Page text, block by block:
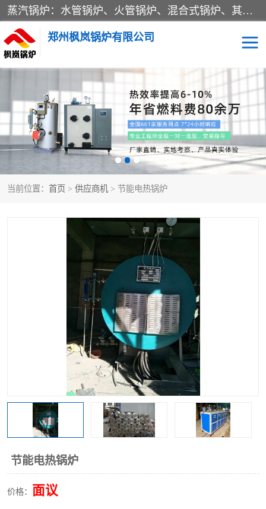
蒸汽锅炉：水管锅炉、火管锅炉、混合式锅炉、其他蒸汽锅炉； 热水锅炉：家用型集中供暖用热水锅炉、其他热水锅炉； 有机热载体锅炉； 船用蒸汽锅炉； （锅炉用辅助设备及装置）蒸汽冷凝器：表面冷凝器、混合式冷凝器、空冷式冷凝器、其他蒸汽冷凝器； 锅炉用辅助设备：节热器、蒸汽收集器、蓄能器、烟垢清除器、气体回收器、泥渣刮除器、空气预热器、其他锅炉用辅助设备；
郑州枫岚锅炉有限公司
当前位置： 首页 > 供应商机 > 节能电热锅炉
节能电热锅炉
价格： 面议